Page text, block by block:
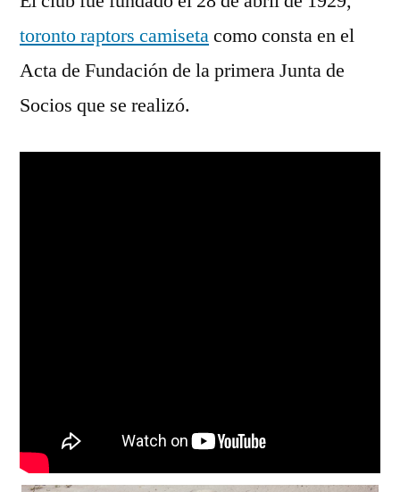
toronto raptors camisetacomo consta en el
Acta de Fundación de la primera Junta de
Socios que se realizó.